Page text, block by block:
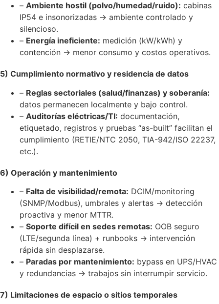
– Ambiente hostil (polvo/humedad/ruido): cabinas
IP54 e insonorizadas → ambiente controlado y
silencioso.
– Energía ineficiente: medición (kW/kWh) y
contención → menor consumo y costos operativos.
5) Cumplimiento normativo y residencia de datos
– Reglas sectoriales (salud/finanzas) y soberanía:
datos permanecen localmente y bajo control.
– Auditorías eléctricas/TI: documentación,
etiquetado, registros y pruebas “as-built” facilitan el
cumplimiento (RETIE/NTC 2050, TIA-942/ISO 22237,
etc.).
6) Operación y mantenimiento
– Falta de visibilidad/remota: DCIM/monitoring
(SNMP/Modbus), umbrales y alertas → detección
proactiva y menor MTTR.
– Soporte difícil en sedes remotas: OOB seguro
(LTE/segunda línea) + runbooks → intervención
rápida sin desplazarse.
– Paradas por mantenimiento: bypass en UPS/HVAC
y redundancias → trabajos sin interrumpir servicio.
7) Limitaciones de espacio o sitios temporales